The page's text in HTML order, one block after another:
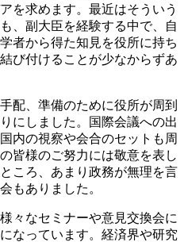
を求めます。最近はそういう
、副大臣を経験する中で、自
者から得た知見を役所に持ち
び付けることが少なからずあ
配、準備のために役所が周到
にしました。国際会議への出
内の視察や会合のセットも周
皆様のご努力には敬意を表し
ころ、あまり政務が無理を言
もありました。
々なセミナーや意見交換会に
なっています。経済界や研究